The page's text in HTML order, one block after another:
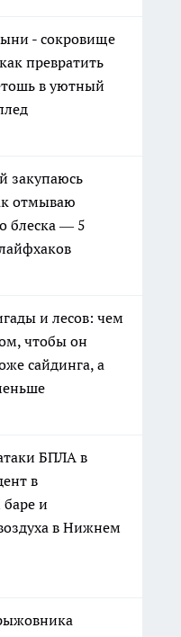
- сокровище
превратить
в уютный
закупаюсь
отмываю
блеска — 5
и лесов: чем
чтобы он
сайдинга, а
БПЛА в
в
и
в Нижнем